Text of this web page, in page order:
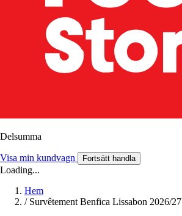
Delsumma
Visa min kundvagn Fortsätt handla
Loading...
Hem
/ Survêtement Benfica Lissabon 2026/27